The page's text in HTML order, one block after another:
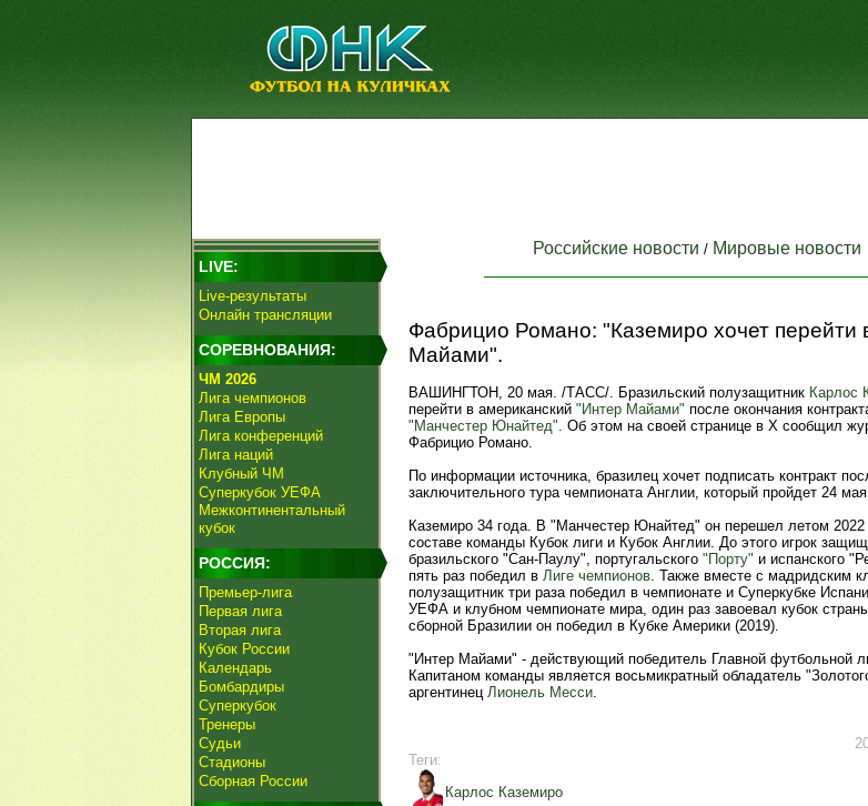
LIVE:
Live-результаты
Онлайн трансляции
СОРЕВНОВАНИЯ:
ЧМ 2026
Лига чемпионов
Лига Европы
Лига конференций
Лига наций
Клубный ЧМ
Суперкубок УЕФА
Межконтинентальный
кубок
РОССИЯ:
Премьер-лига
Первая лига
Вторая лига
Кубок России
Календарь
Бомбардиры
Суперкубок
Тренеры
Судьи
Стадионы
Сборная России
Российские новости / Мировые новости
Фабрицио Романо: "Каземиро хочет перейти
Майами".
ВАШИНГТОН, 20 мая. /ТАСС/. Бразильский полузащитник Карлос
перейти в американский "Интер Майами" после окончания
"Манчестер Юнайтед". Об этом на своей странице в X сообщил
Фабрицио Романо.
По информации источника, бразилец хочет подписать контракт
заключительного тура чемпионата Англии, который пройдет 24
Каземиро 34 года. В "Манчестер Юнайтед" он перешел летом 2022
составе команды Кубок лиги и Кубок Англии. До этого игрок
бразильского "Сан-Паулу", португальского "Порту" и испанского
пять раз победил в Лиге чемпионов. Также вместе с мадридским
полузащитник три раза победил в чемпионате и Суперкубке
УЕФА и клубном чемпионате мира, один раз завоевал кубок
сборной Бразилии он победил в Кубке Америки (2019).
"Интер Майами" - действующий победитель Главной футбольной
Капитаном команды является восьмикратный обладатель
аргентинец Лионель Месси.
Теги:
Карлос Каземиро